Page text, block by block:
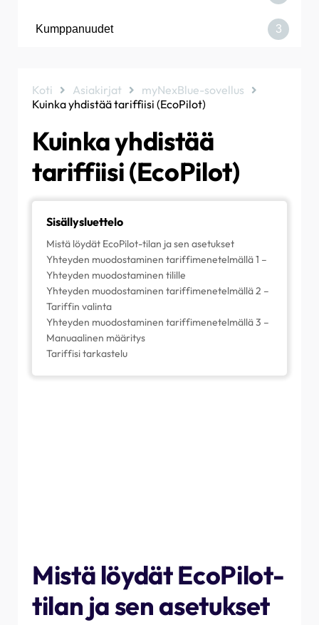
NexBlue Pointen käyttöönotto
Kohteiden luominen ja hallinta
Kuinka siirtää omistusoikeus asiakkaalle
(NexBlue App)
Laturi tai kuormituksen tasapainottaja ei
Fallback-odotuksen virheen ratkaiseminen (vain
Miksi olen saanut sähköpostiviestin
latauspisteistäni?
Latauspisteeni on kytketty päälle, mutta
laitteen valo ei syty.
RCD-testausmenettely
Tapahtumaluettelo
Kuinka tarkistaa, onko tuotteessa ilmennyt
odottamattomia toimintahäiriöitä
Kumppanuudet 3
Kuinka jakaa sijainti henkilölle/organisaatiolle
How to create/join/invite someone to an
Organisation
Koti Asiakirjat
myNexBlue-sovellus
Kuinka yhdistää tariffiisi (EcoPilot)
Kuinka yhdistää
tariffiisi (EcoPilot)
Sisällysluettelo
Mistä löydät EcoPilot-tilan ja sen asetukset
Yhteyden muodostaminen tariffimenetelmällä 1 –
Yhteyden muodostaminen tilille
Yhteyden muodostaminen tariffimenetelmällä 2 –
Tariffin valinta
Yhteyden muodostaminen tariffimenetelmällä 3 –
Manuaalinen määritys
Tariffisi tarkastelu
Mistä löydät EcoPilot-
tilan ja sen asetukset